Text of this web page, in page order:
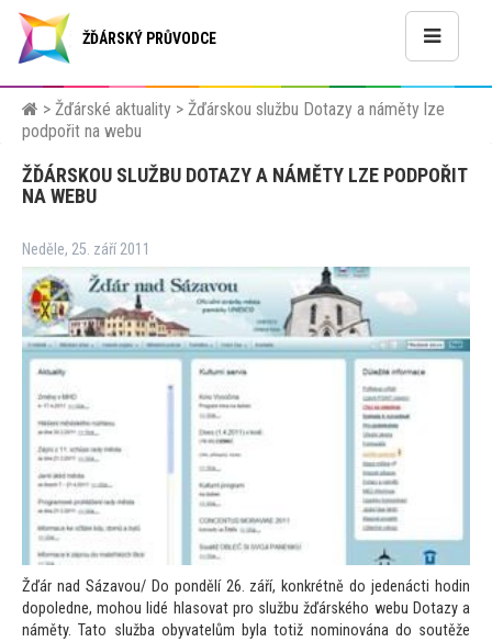
ŽĎÁRSKÝ PRŮVODCE
> Žďárské aktuality > Žďárskou službu Dotazy a náměty lze
podpořit na webu
ŽĎÁRSKOU SLUŽBU DOTAZY A NÁMĚTY LZE PODPOŘIT
NA WEBU
Neděle, 25. září 2011
Žďár nad Sázavou/ Do pondělí 26. září, konkrétně do jedenácti hodin
dopoledne, mohou lidé hlasovat pro službu žďárského webu Dotazy a
náměty. Tato služba obyvatelům bylatotiž nominována do soutěže